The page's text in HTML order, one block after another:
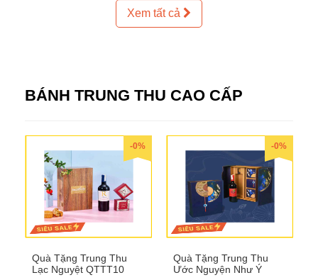
Xem tất cả
BÁNH TRUNG THU CAO CẤP
-0%
Quà Tặng Trung Thu
Lạc Nguyệt QTTT10
-0%
Quà Tặng Trung Thu
Ước Nguyện Như Ý